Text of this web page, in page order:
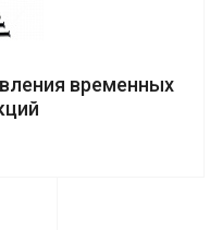
временных